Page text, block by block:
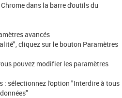
dans la barre d'outils du
avancés
cliquez sur le bouton Paramètres
pouvez modifier les paramètres
: sélectionnez l'option "Interdire à tous